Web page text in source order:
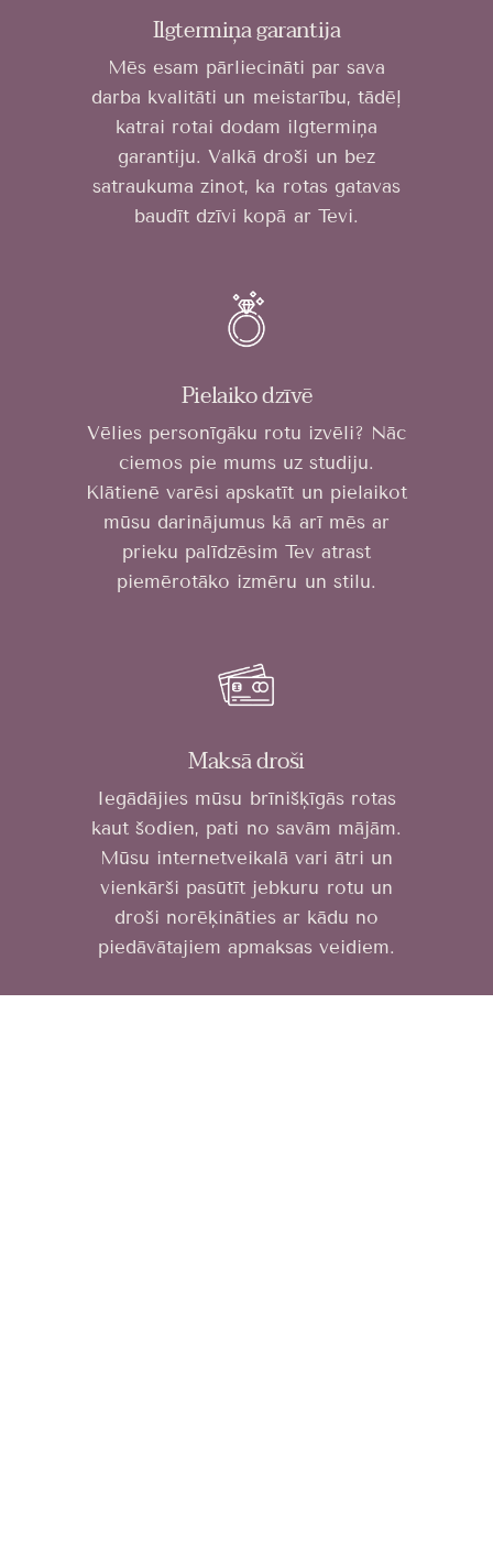
Ilgtermiņa garantija
Mēs esam pārliecināti par sava
darba kvalitāti un meistarību, tādēļ
katrai rotai dodam ilgtermiņa
garantiju. Valkā droši un bez
satraukuma zinot, ka rotas gatavas
baudīt dzīvi kopā ar Tevi.
Pielaiko dzīvē
Vēlies personīgāku rotu izvēli? Nāc
ciemos pie mums uz studiju.
Klātienē varēsi apskatīt un pielaikot
mūsu darinājumus kā arī mēs ar
prieku palīdzēsim Tev atrast
piemērotāko izmēru un stilu.
Maksā droši
Iegādājies mūsu brīnišķīgās rotas
kaut šodien, pati no savām mājām.
Mūsu internetveikalā vari ātri un
vienkārši pasūtīt jebkuru rotu un
droši norēķināties ar kādu no
piedāvātajiem apmaksas veidiem.